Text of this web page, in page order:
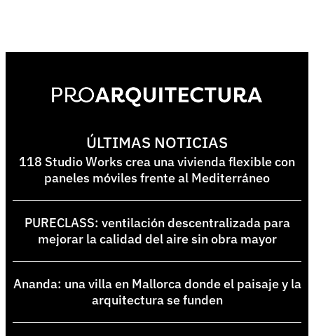
ÚLTIMAS NOTICIAS
118 Studio Works crea una vivienda flexible con
paneles móviles frente al Mediterráneo
PURECLASS: ventilación descentralizada para
mejorar la calidad del aire sin obra mayor
Ananda: una villa en Mallorca donde el paisaje y la
arquitectura se funden